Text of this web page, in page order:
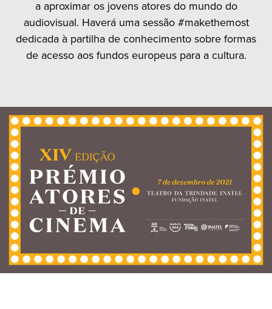
a aproximar os jovens atores do mundo do
audiovisual. Haverá uma sessão #makethemost
dedicada à partilha de conhecimento sobre formas
de acesso aos fundos europeus para a cultura.